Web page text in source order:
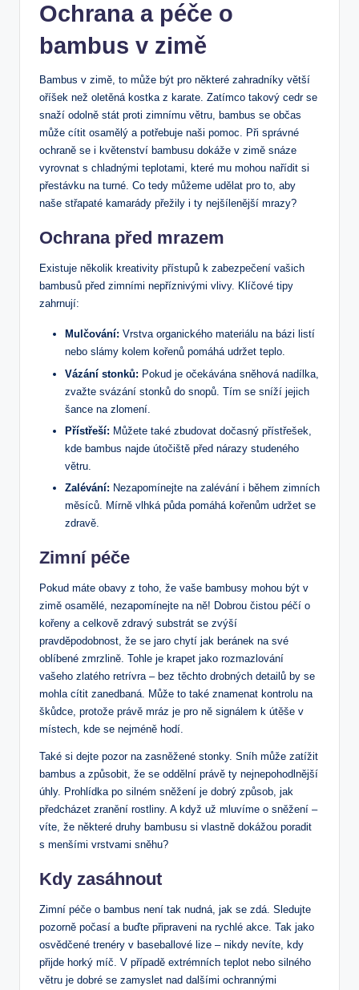
Ochrana a péče o
bambus v zimě
Bambus v zimě, to může být pro některé zahradníky větší
oříšek než oletěná kostka z karate. Zatímco takový cedr se
snaží odolně stát proti zimnímu větru, bambus se občas
může cítit osamělý a potřebuje naši pomoc. Při správné
ochraně se i květenství bambusu dokáže v zimě snáze
vyrovnat s chladnými teplotami, které mu mohou nařídit si
přestávku na turné. Co tedy můžeme udělat pro to, aby
naše střapaté kamarády přežily i ty nejšílenější mrazy?
Ochrana před mrazem
Existuje několik kreativity přístupů k zabezpečení vašich
bambusů před zimními nepříznivými vlivy. Klíčové tipy
zahrnují:
Mulčování: Vrstva organického materiálu na bázi listí
nebo slámy kolem kořenů pomáhá udržet teplo.
Vázání stonků: Pokud je očekávána sněhová nadílka,
zvažte svázání stonků do snopů. Tím se sníží jejich
šance na zlomení.
Přístřeší: Můžete také zbudovat dočasný přístřešek,
kde bambus najde útočiště před nárazy studeného
větru.
Zalévání: Nezapomínejte na zalévání i během zimních
měsíců. Mírně vlhká půda pomáhá kořenům udržet se
zdravě.
Zimní péče
Pokud máte obavy z toho, že vaše bambusy mohou být v
zimě osamělé, nezapomínejte na ně! Dobrou čistou péčí o
kořeny a celkově zdravý substrát se zvýší
pravděpodobnost, že se jaro chytí jak beránek na své
oblíbené zmrzlině. Tohle je krapet jako rozmazlování
vašeho zlatého retrívra – bez těchto drobných detailů by se
mohla cítit zanedbaná. Může to také znamenat kontrolu na
škůdce, protože právě mráz je pro ně signálem k útěše v
místech, kde se nejméně hodí.
Také si dejte pozor na zasněžené stonky. Sníh může zatížit
bambus a způsobit, že se oddělní právě ty nejnepohodlnější
úhly. Prohlídka po silném sněžení je dobrý způsob, jak
předcházet zranění rostliny. A když už mluvíme o sněžení –
víte, že některé druhy bambusu si vlastně dokážou poradit
s menšími vrstvami sněhu?
Kdy zasáhnout
Zimní péče o bambus není tak nudná, jak se zdá. Sledujte
pozorně počasí a buďte připraveni na rychlé akce. Tak jako
osvědčené trenéry v baseballové lize – nikdy nevíte, kdy
přijde horký míč. V případě extrémních teplot nebo silného
větru je dobré se zamyslet nad dalšími ochrannými